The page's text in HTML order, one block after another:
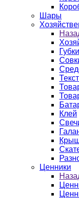
Шары
Клей
Ценники